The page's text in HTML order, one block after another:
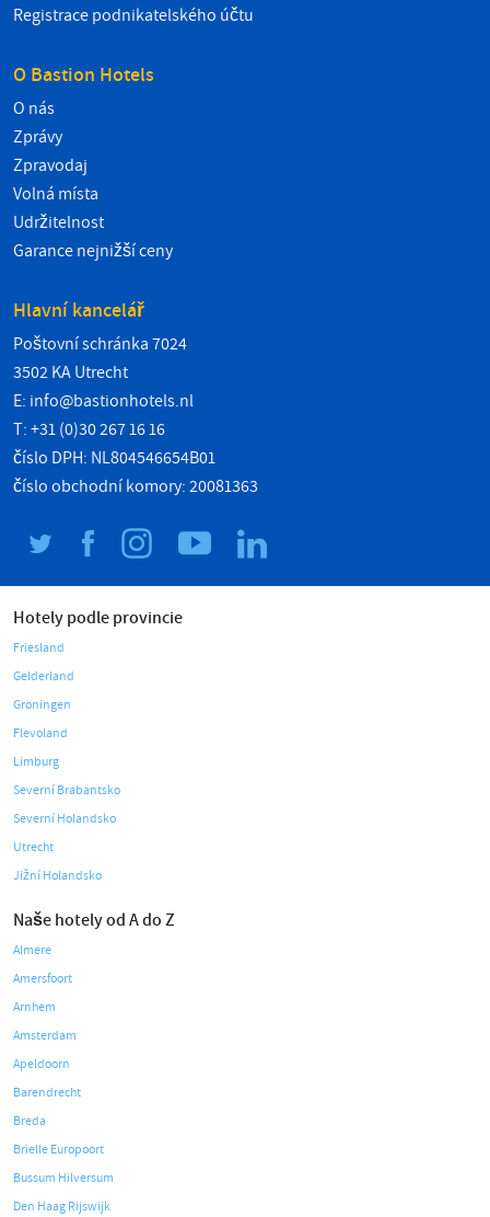
Registrace podnikatelského účtu
O Bastion Hotels
O nás
Zprávy
Zpravodaj
Volná místa
Udržitelnost
Garance nejnižší ceny
Hlavní kancelář
Poštovní schránka 7024
3502 KA Utrecht
E: info@bastionhotels.nl
T: +31 (0)30 267 16 16
číslo DPH: NL804546654B01
číslo obchodní komory: 20081363
Hotely podle provincie
Friesland
Gelderland
Groningen
Flevoland
Limburg
Severní Brabantsko
Severní Holandsko
Utrecht
Jižní Holandsko
Naše hotely od A do Z
Almere
Amersfoort
Arnhem
Amsterdam
Apeldoorn
Barendrecht
Breda
Brielle Europoort
Bussum Hilversum
Den Haag Rijswijk